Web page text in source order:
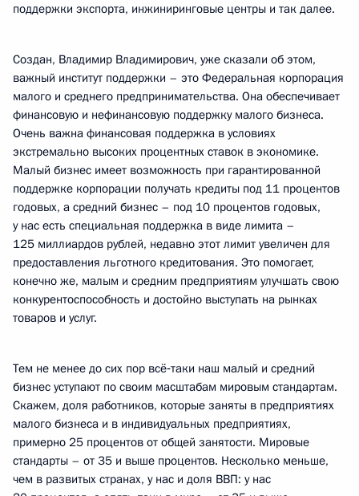
поддержки экспорта, инжиниринговые центры и так далее.
Создан, Владимир Владимирович, уже сказали об этом,
важный институт поддержки – это Федеральная корпорация
малого и среднего предпринимательства. Она обеспечивает
финансовую и нефинансовую поддержку малого бизнеса.
Очень важна финансовая поддержка в условиях
экстремально высоких процентных ставок в экономике.
Малый бизнес имеет возможность при гарантированной
поддержке корпорации получать кредиты под 11 процентов
годовых, а средний бизнес – под 10 процентов годовых,
у нас есть специальная поддержка в виде лимита –
125 миллиардов рублей, недавно этот лимит увеличен для
предоставления льготного кредитования. Это помогает,
конечно же, малым и средним предприятиям улучшать свою
конкурентоспособность и достойно выступать на рынках
товаров и услуг.
Тем не менее до сих пор всё‑таки наш малый и средний
бизнес уступают по своим масштабам мировым стандартам.
Скажем, доля работников, которые заняты в предприятиях
малого бизнеса и в индивидуальных предприятиях,
примерно 25 процентов от общей занятости. Мировые
стандарты – от 35 и выше процентов. Несколько меньше,
чем в развитых странах, у нас и доля ВВП: у нас